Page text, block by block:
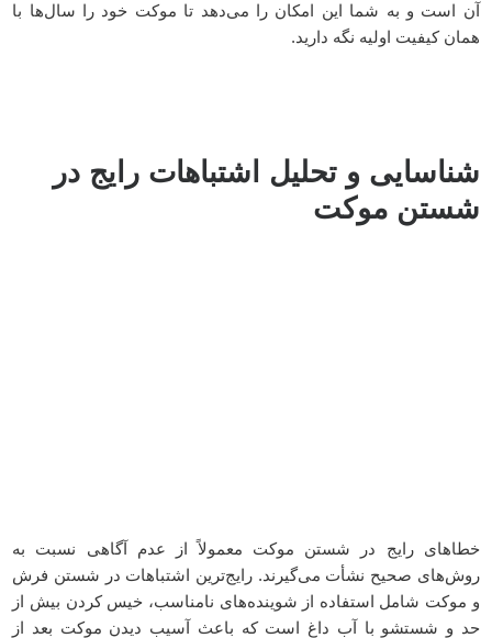
آن است و به شما این امکان را می‌دهد تا موکت خود را سال‌ها با
همان کیفیت اولیه نگه دارید.
شناسایی و تحلیل اشتباهات رایج در
شستن موکت
خطاهای رایج در شستن موکت معمولاً از عدم آگاهی نسبت به
روش‌های صحیح نشأت می‌گیرند. رایج‌ترین اشتباهات در شستن فرش
و موکت شامل استفاده از شوینده‌های نامناسب، خیس کردن بیش از
حد و شستشو با آب داغ است که باعث آسیب دیدن موکت بعد از